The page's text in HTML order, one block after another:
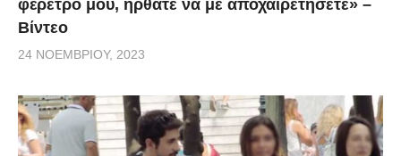
φέρετρο μου, ήρθατε να με αποχαιρετήσετε» –
Βίντεο
24 ΝΟΕΜΒΡΊΟΥ, 2023